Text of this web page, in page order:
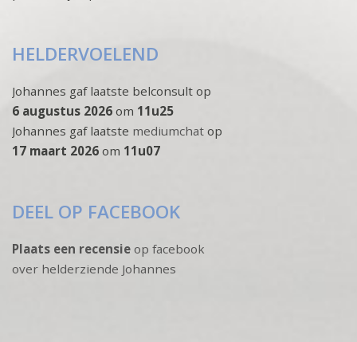
HELDERVOELEND
Johannes gaf laatste belconsult op
6 augustus 2026 om 11u25
Johannes gaf laatste mediumchat op
17 maart 2026 om 11u07
DEEL OP FACEBOOK
Plaats een recensie op facebook
over helderziende Johannes